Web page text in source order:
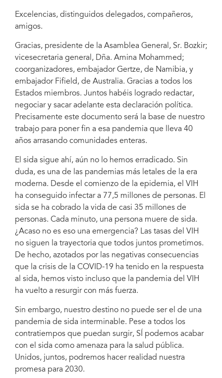
Excelencias, distinguidos delegados, compañeros,
amigos.
Gracias, presidente de la Asamblea General, Sr. Bozkir;
vicesecretaria general, Dña. Amina Mohammed;
coorganizadores, embajador Gertze, de Namibia, y
embajador Fifield, de Australia. Gracias a todos los
Estados miembros. Juntos habéis logrado redactar,
negociar y sacar adelante esta declaración política.
Precisamente este documento será la base de nuestro
trabajo para poner fin a esa pandemia que lleva 40
años arrasando comunidades enteras.
El sida sigue ahí, aún no lo hemos erradicado. Sin
duda, es una de las pandemias más letales de la era
moderna. Desde el comienzo de la epidemia, el VIH
ha conseguido infectar a 77,5 millones de personas. El
sida se ha cobrado la vida de casi 35 millones de
personas. Cada minuto, una persona muere de sida.
¿Acaso no es eso una emergencia? Las tasas del VIH
no siguen la trayectoria que todos juntos prometimos.
De hecho, azotados por las negativas consecuencias
que la crisis de la COVID-19 ha tenido en la respuesta
al sida, hemos visto incluso que la pandemia del VIH
ha vuelto a resurgir con más fuerza.
Sin embargo, nuestro destino no puede ser el de una
pandemia de sida interminable. Pese a todos los
contratiempos que puedan surgir, SÍ podemos acabar
con el sida como amenaza para la salud pública.
Unidos, juntos, podremos hacer realidad nuestra
promesa para 2030.